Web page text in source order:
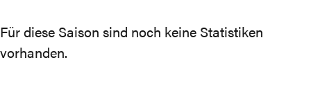
Für diese Saison sind noch keine Statistiken
vorhanden.